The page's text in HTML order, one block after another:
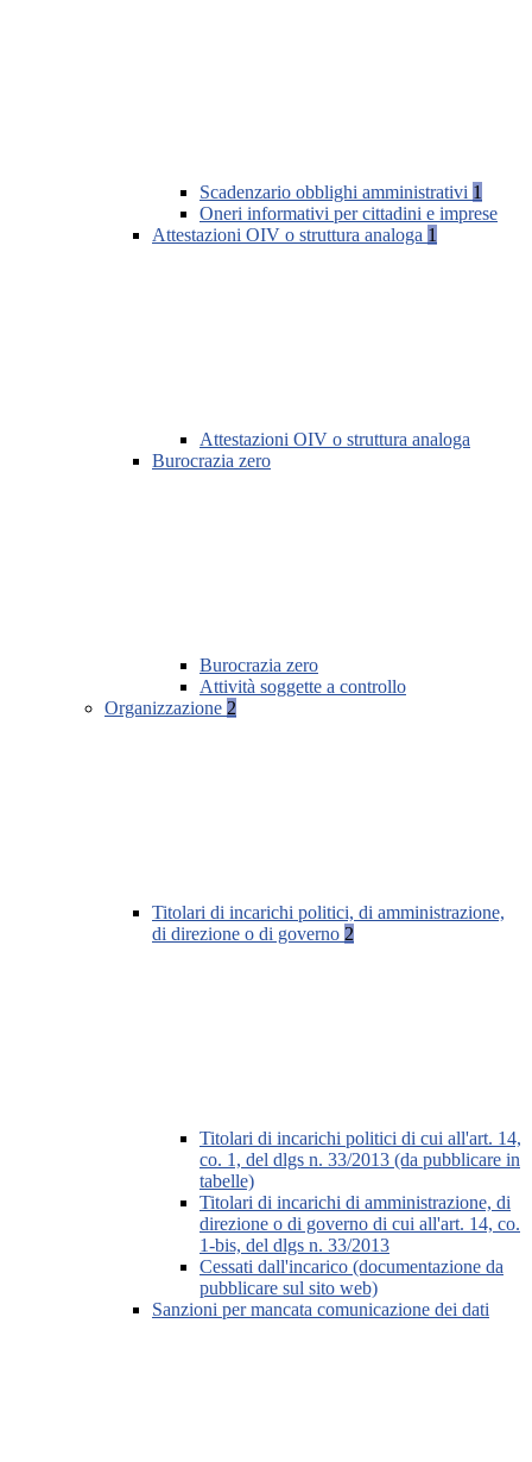
Scadenzario obblighi amministrativi 1
Oneri informativi per cittadini e imprese
Attestazioni OIV o struttura analoga 1
Attestazioni OIV o struttura analoga
Burocrazia zero
Burocrazia zero
Attività soggette a controllo
Organizzazione 2
Titolari di incarichi politici, di amministrazione,
di direzione o di governo 2
Titolari di incarichi politici di cui all'art. 14,
co. 1, del dlgs n. 33/2013 (da pubblicare in
tabelle)
Titolari di incarichi di amministrazione, di
direzione o di governo di cui all'art. 14, co.
1-bis, del dlgs n. 33/2013
Cessati dall'incarico (documentazione da
pubblicare sul sito web)
Sanzioni per mancata comunicazione dei dati